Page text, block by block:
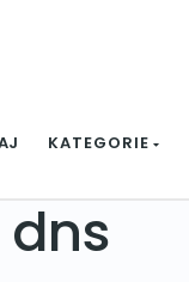
KATEGORIE